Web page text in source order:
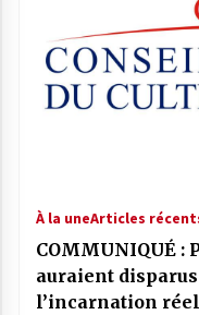
À la uneArticles
COMMUNIQUÉ :
auraient disparus
l’incarnation